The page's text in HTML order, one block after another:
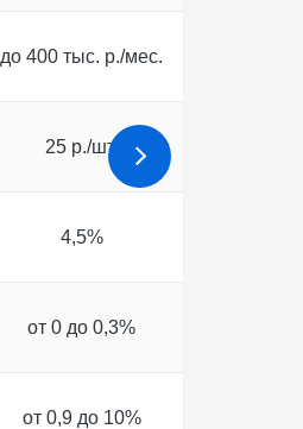
до 400 тыс. р./мес.
25 р./шт.
4,5%
от 0 до 0,3%
от 0,9 до 10%